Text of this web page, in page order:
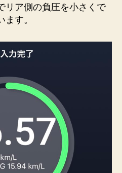
リア側の負圧を小さくで
す。